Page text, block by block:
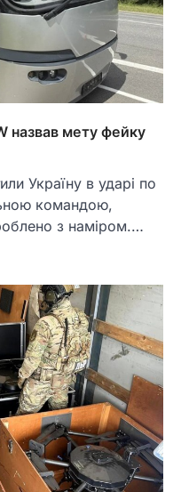
назвав мету фейку
Україну в ударі по
командою,
з наміром.…